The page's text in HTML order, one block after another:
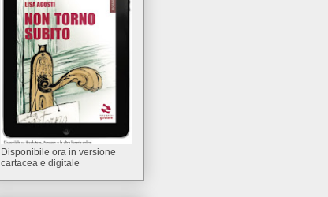
Disponibile ora in versione
cartacea e digitale